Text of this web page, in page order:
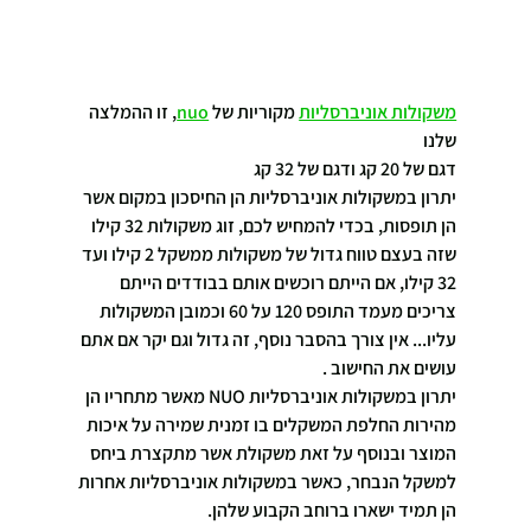
משקולות אוניברסליות מקוריות של nuo, זו ההמלצה
שלנו
דגם של 20 קג ודגם של 32 קג
יתרון במשקולות אוניברסליות הן החיסכון במקום אשר
הן תופסות, בכדי להמחיש לכם, זוג משקולות 32 קילו
שזה בעצם טווח גדול של משקולות ממשקל 2 קילו ועד
32 קילו, אם הייתם רוכשים אותם בבודדים הייתם
צריכים מעמד התופס 120 על 60 וכמובן המשקולות
עליו... אין צורך בהסבר נוסף, זה גדול וגם יקר אם אתם
עושים את החישוב .
יתרון במשקולות אוניברסליות NUO מאשר מתחריו הן
מהירות החלפת המשקלים בו זמנית שמירה על איכות
המוצר ובנוסף על זאת משקולת אשר מתקצרת ביחס
למשקל הנבחר, כאשר במשקולות אוניברסליות אחרות
הן תמיד ישארו ברוחב הקבוע שלהן.